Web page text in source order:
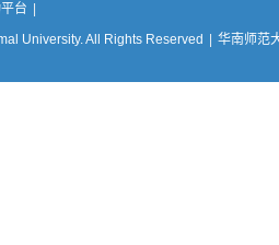
台
University. All Rights Reserved
华南师范